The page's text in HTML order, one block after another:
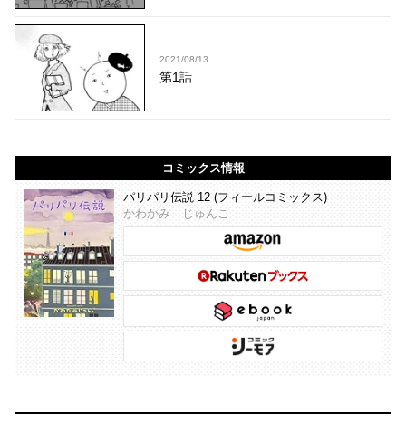
2021/08/13
第1話
コミックス情報
パリパリ伝説 12 (フィールコミックス)
かわかみ じゅんこ